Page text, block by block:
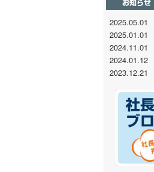
2025.05.01
2025.01.01
2024.11.01
2024.01.12
2023.12.21